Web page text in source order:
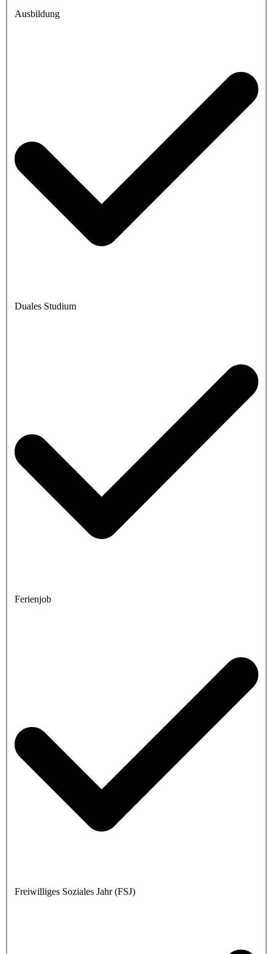
Ausbildung
Duales Studium
Ferienjob
Freiwilliges Soziales Jahr (FSJ)